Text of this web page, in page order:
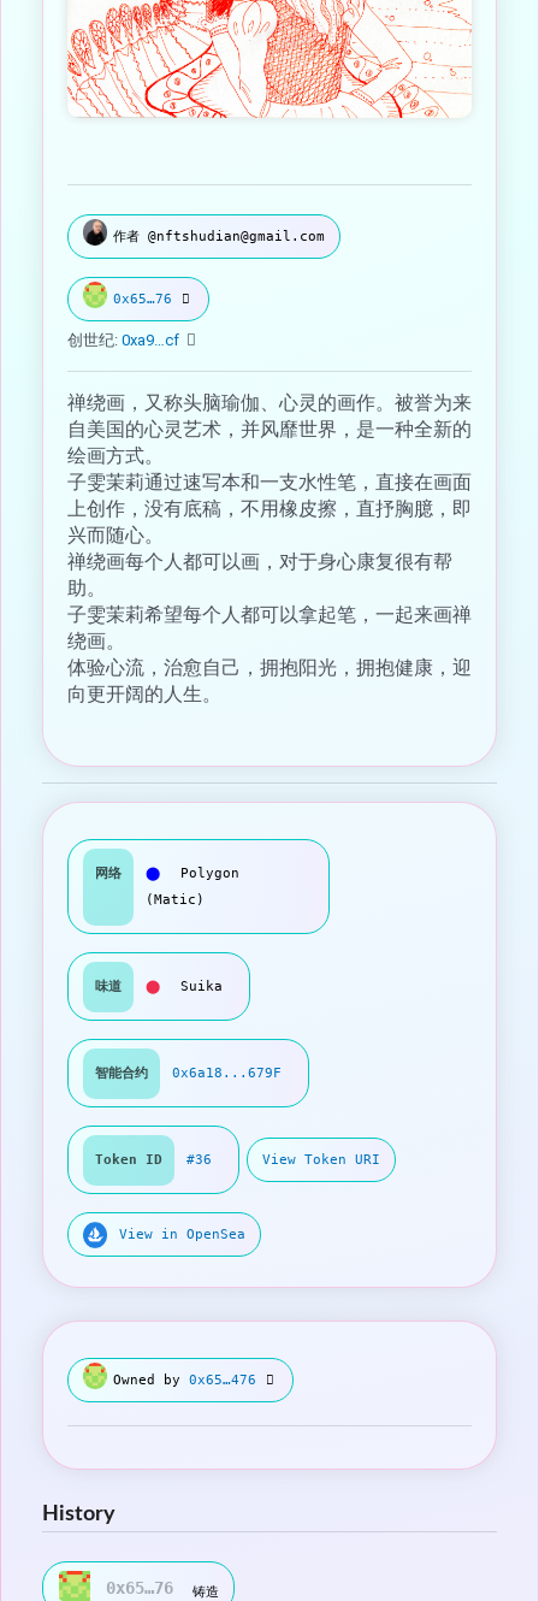
作者 @nftshudian@gmail.com
0x65…76
创世纪: 0xa9…cf
禅绕画，又称头脑瑜伽、心灵的画作。被誉为来
自美国的心灵艺术，并风靡世界，是一种全新的
绘画方式。
子雯茉莉通过速写本和一支水性笔，直接在画面
上创作，没有底稿，不用橡皮擦，直抒胸臆，即
兴而随心。
禅绕画每个人都可以画，对于身心康复很有帮
助。
子雯茉莉希望每个人都可以拿起笔，一起来画禅
绕画。
体验心流，治愈自己，拥抱阳光，拥抱健康，迎
向更开阔的人生。
网络 ⬤
Polygon
(Matic)
味道 ⬤ Suika
智能合约 0x6a18...679F
Token ID #36 View Token URI
View in OpenSea
Owned by0x65…476
History
0x65…76 铸造